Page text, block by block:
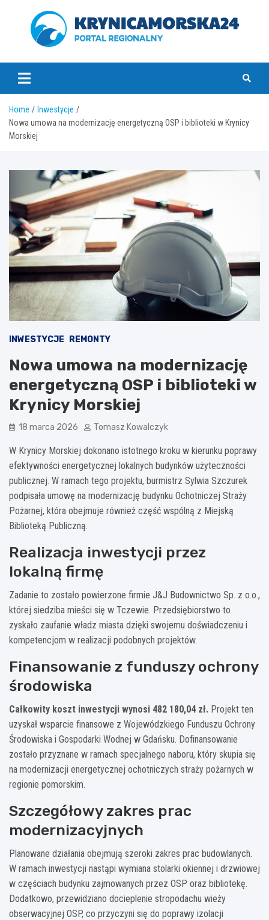
krynicamorska24.pl
Home
Inwestycje
Nowa umowa na modernizację energetyczną OSP i biblioteki w Krynicy
Morskiej
INWESTYCJE REMONTY
Nowa umowa na modernizację
energetyczną OSP i biblioteki w
Krynicy Morskiej
18 marca 2026 Tomasz Kowalczyk
W Krynicy Morskiej dokonano istotnego kroku w kierunku poprawy
efektywności energetycznej lokalnych budynków użyteczności
publicznej. W ramach tego projektu, burmistrz Sylwia Szczurek
podpisała umowę na modernizację budynku Ochotniczej Straży
Pożarnej, która obejmuje również część wspólną z Miejską
Biblioteką Publiczną.
Realizacja inwestycji przez
lokalną firmę
Zadanie to zostało powierzone firmie J&J Budownictwo Sp. z o.o.,
której siedziba mieści się w Tczewie. Przedsiębiorstwo to
zyskało zaufanie władz miasta dzięki swojemu doświadczeniu i
kompetencjom w realizacji podobnych projektów.
Finansowanie z funduszy ochrony
środowiska
Całkowity koszt inwestycji wynosi 482 180,04 zł. Projekt ten
uzyskał wsparcie finansowe z Wojewódzkiego Funduszu Ochrony
Środowiska i Gospodarki Wodnej w Gdańsku. Dofinansowanie
zostało przyznane w ramach specjalnego naboru, który skupia się
na modernizacji energetycznej ochotniczych straży pożarnych w
regionie pomorskim.
Szczegółowy zakres prac
modernizacyjnych
Planowane działania obejmują szeroki zakres prac budowlanych.
W ramach inwestycji nastąpi wymiana stolarki okiennej i drzwiowej
w częściach budynku zajmowanych przez OSP oraz bibliotekę.
Dodatkowo, przewidziano docieplenie stropodachu wieży
obserwacyjnej OSP, co przyczyni się do poprawy izolacji